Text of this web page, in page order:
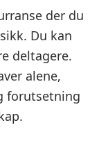
der du
Du kan
deltagere.
alene,
forutsetning